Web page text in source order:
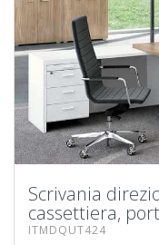
Scrivania
cassettiera,
ITMDQUT424